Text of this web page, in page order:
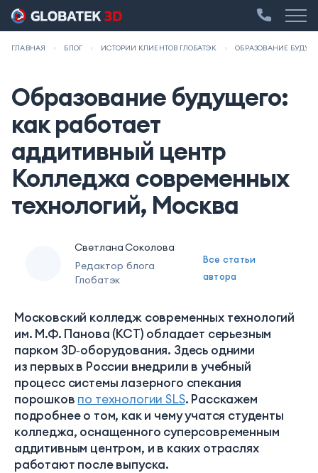
ГЛАВНАЯ БЛОГ ИСТОРИИ КЛИЕНТОВ ГЛОБАТЭК ОБРАЗОВАНИЕ
Образование будущего:
как работает
аддитивный центр
Колледжа современных
технологий, Москва
Светлана Соколова
Редактор блога
Глобатэк
Все статьи
автора
Московский колледж современных технологий
им. М.Ф. Панова (КСТ) обладает серьезным
парком 3D‑оборудования. Здесь одними
из первых в России внедрили в учебный
процесс системы лазерного спекания
порошков по технологии SLS. Расскажем
подробнее о том, как и чему учатся студенты
колледжа, оснащенного суперсовременным
аддитивным центром, и в каких отраслях
работают после выпуска.